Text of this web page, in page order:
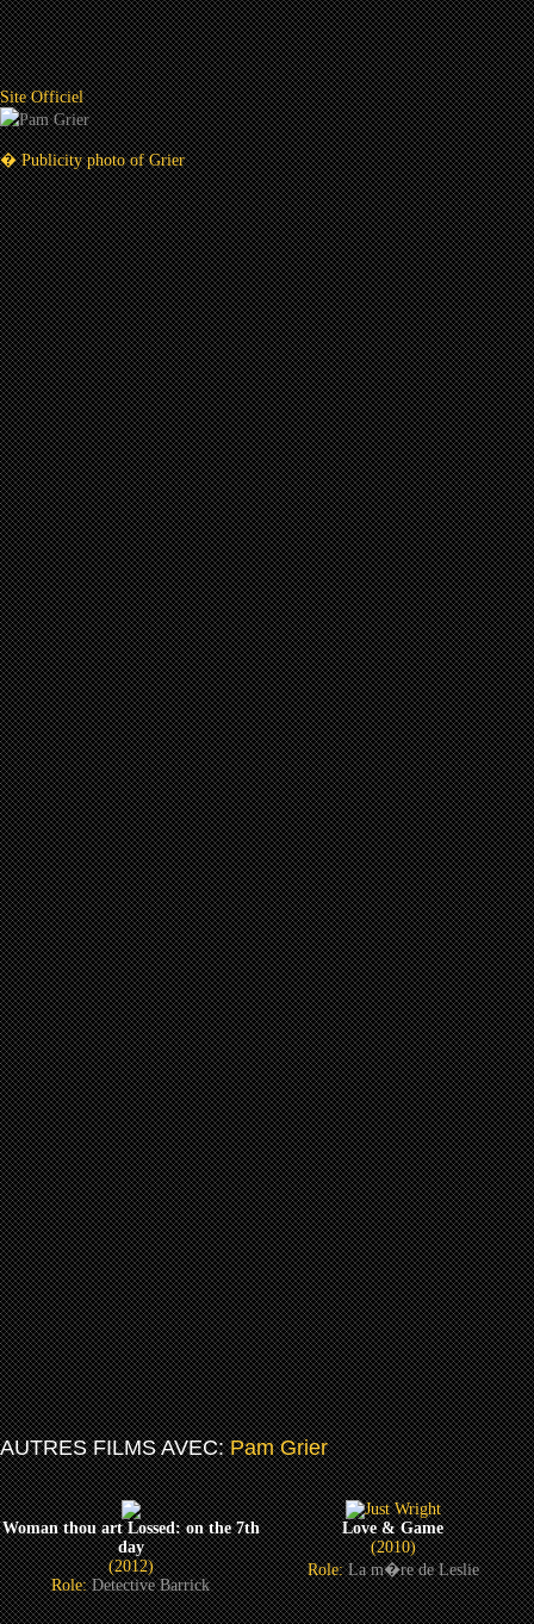
Site Officiel
� Publicity photo of Grier
AUTRES FILMS AVEC:Pam Grier
Woman thou art Lossed: on the 7th
day
(2012)
Role:Detective Barrick
Love & Game
(2010)
Role:La m�re de Leslie